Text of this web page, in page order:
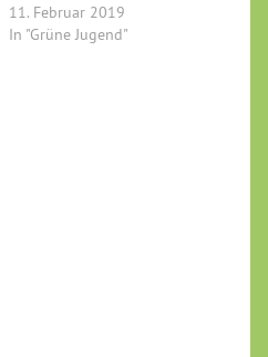
11. Februar 2019
In "Grüne Jugend"